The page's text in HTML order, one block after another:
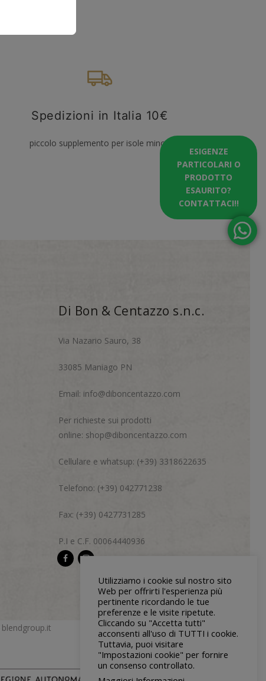
Spedizioni in Italia 10€
piccolo supplemento per isole minori
Di Bon & Centazzo s.n.c.
Via Nazario Sauro, 38
33085 Maniago PN
Email: info@diboncentazzo.com
Per richieste sui prodotti
online: shop@diboncentazzo.com
Cellulare e whatsup: (+39) 3318622635
Telefono: (+39) 042771238
Fax: (+39) 0427731285
P.I e C.F. 00064440936
blendgroup.it
Utilizziamo i cookie sul nostro sito
Web per offrirti l'esperienza più
pertinente ricordando le tue
preferenze e le visite ripetute.
Cliccando su "Accetta tutti"
acconsenti all'uso di TUTTI i cookie.
Tuttavia, puoi visitare
"Impostazioni cookie" per fornire
un consenso controllato.
ESIGENZE
PARTICOLARI O
PRODOTTO
ESAURITO?
CONTATTACI!!